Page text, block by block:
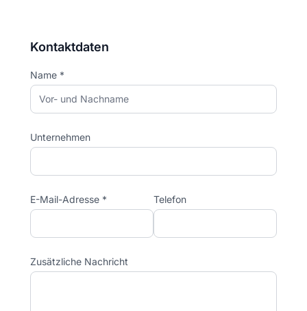
Kontaktdaten
Name *
Unternehmen
E-Mail-Adresse * Telefon
Zusätzliche Nachricht